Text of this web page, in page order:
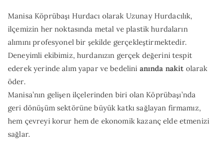
Manisa Köprübaşı Hurdacı olarak Uzunay Hurdacılık,
ilçemizin her noktasında metal ve plastik hurdaların
alımını profesyonel bir şekilde gerçekleştirmektedir.
Deneyimli ekibimiz, hurdanızın gerçek değerini tespit
ederek yerinde alım yapar ve bedelini anında nakit olarak
öder.
Manisa’nın gelişen ilçelerinden biri olan Köprübaşı’nda
geri dönüşüm sektörüne büyük katkı sağlayan firmamız,
hem çevreyi korur hem de ekonomik kazanç elde etmenizi
sağlar.